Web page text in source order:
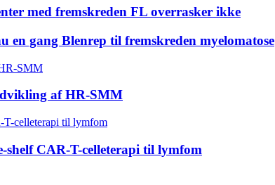
med fremskreden FL overrasker ikke
en gang Blenrep til fremskreden myelomatose
af HR-SMM
CAR-T-celleterapi til lymfom